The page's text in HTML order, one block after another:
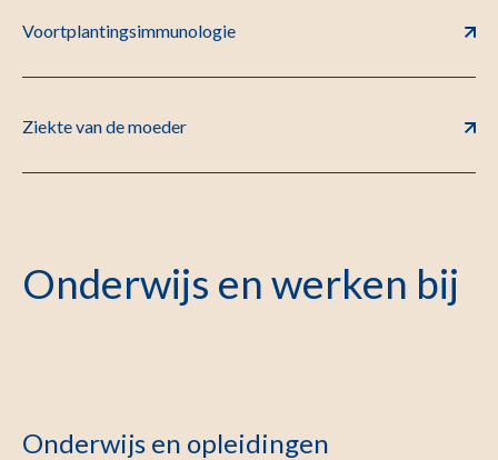
Voortplantingsimmunologie
Ziekte van de moeder
Onderwijs en werken bij
Onderwijs en opleidingen